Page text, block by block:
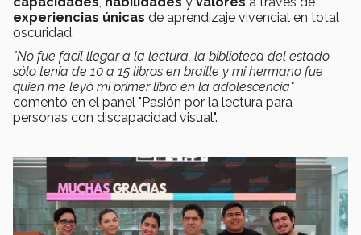
experiencias únicas de aprendizaje vivencial en total
oscuridad.
"No fue fácil llegar a la lectura, la biblioteca del estado
sólo tenía de 10 a 15 libros en braille y mi hermano fue
quien me leyó mi primer libro en la adolescencia"
comentó en el panel "Pasión por la lectura para
personas con discapacidad visual".